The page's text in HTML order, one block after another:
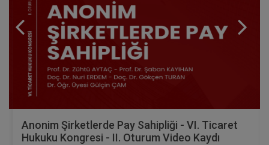
Anonim Şirketlerde Pay Sahipliği - VI. Ticaret
Hukuku Kongresi - II. Oturum Video Kaydı